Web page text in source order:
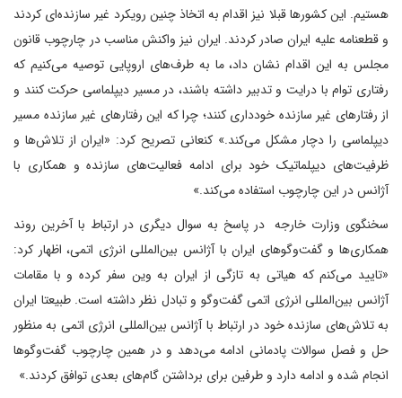
هستیم. این کشورها قبلا نیز اقدام به اتخاذ چنین رویکرد غیر سازنده‌ای کردند
و قطعنامه علیه ایران صادر کردند. ایران نیز واکنش مناسب در چارچوب قانون
مجلس به این اقدام نشان داد، ما به طرف‌های اروپایی توصیه می‌کنیم که
رفتاری توام با درایت و تدبیر داشته باشند، در مسیر دیپلماسی حرکت کنند و
از رفتارهای غیر سازنده خودداری کنند؛ چرا که این رفتارهای غیر سازنده مسیر
دیپلماسی را دچار مشکل می‌کند.» کنعانی تصریح کرد: «ایران از تلاش‌ها و
ظرفیت‌های دیپلماتیک خود برای ادامه فعالیت‌های سازنده و همکاری با
آژانس در این چارچوب استفاده می‌کند.»
سخنگوی وزارت خارجه در پاسخ به سوال دیگری در ارتباط با آخرین روند
همکاری‌ها و گفت‌وگوهای ایران با آژانس بین‌المللی انرژی اتمی، اظهار کرد:
«تایید می‌کنم که هیاتی به تازگی از ایران به وین سفر کرده و با مقامات
آژانس بین‌المللی انرژی اتمی گفت‌وگو و تبادل نظر داشته است. طبیعتا ایران
به تلاش‌های سازنده خود در ارتباط با آژانس بین‌المللی انرژی اتمی به منظور
حل و فصل سوالات پادمانی ادامه می‌دهد و در همین چارچوب گفت‌وگوها
انجام شده و ادامه دارد و طرفین برای برداشتن گام‌های بعدی توافق کردند.»